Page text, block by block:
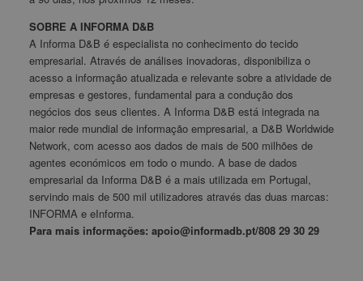
SOBRE A INFORMA D&B
A Informa D&B é especialista no conhecimento do tecido
empresarial. Através de análises inovadoras, disponibiliza o
acesso a informação atualizada e relevante sobre a atividade de
empresas e gestores, fundamental para a condução dos
negócios dos seus clientes. A Informa D&B está integrada na
maior rede mundial de informação empresarial, a D&B Worldwide
Network, com acesso aos dados de mais de 500 milhões de
agentes económicos em todo o mundo. A base de dados
empresarial da Informa D&B é a mais utilizada em Portugal,
servindo mais de 500 mil utilizadores através das duas marcas:
INFORMA e eInforma.
Para mais informações: apoio@informadb.pt/808 29 30 29